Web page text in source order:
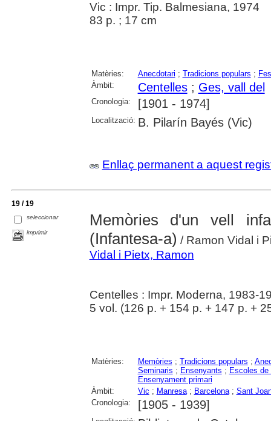
Vic : Impr. Tip. Balmesiana, 1974
83 p. ; 17 cm
Matèries: Anecdotari ; Tradicions populars ;
Àmbit:
Centelles; Ges, vall del
Cronologia: [1901 - 1974]
Localització: B. Pilarín Bayés (Vic)
Enllaç permanent a aquest
19 / 19
seleccionar
imprimir
Memòries d'un vell
(Infantesa-a) / Ramon Vidal i
Vidal i Pietx, Ramon
Centelles : Impr. Moderna, 1983-
5 vol. (126 p. + 154 p. + 147 p. +
Matèries: Memòries ; Tradicions populars ;
Seminaris ; Ensenyants ; Escoles de
Ensenyament primari
Àmbit:
Vic ; Manresa; Barcelona; Sant
Cronologia:
[1905 - 1939]